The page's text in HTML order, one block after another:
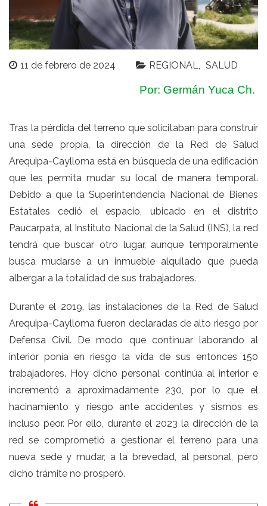
11 de febrero de 2024 REGIONAL SALUD
Por: Germán Yuca Ch.
Tras la pérdida del terreno que solicitaban para construir
una sede propia, la dirección de la Red de Salud
Arequipa-Caylloma está en búsqueda de una edificación
que les permita mudar su local de manera temporal.
Debido a que la Superintendencia Nacional de Bienes
Estatales cedió el espacio, ubicado en el distrito
Paucarpata, al Instituto Nacional de la Salud (INS), la red
tendrá que buscar otro lugar, aunque temporalmente
busca mudarse a un inmueble alquilado que pueda
albergar a la totalidad de sus trabajadores.
Durante el 2019, las instalaciones de la Red de Salud
Arequipa-Caylloma fueron declaradas de alto riesgo por
Defensa Civil. De modo que continuar laborando al
interior ponía en riesgo la vida de sus entonces 150
trabajadores. Hoy dicho personal continúa al interior e
incrementó a aproximadamente 230, por lo que el
hacinamiento y riesgo ante accidentes y sismos es
incluso peor. Por ello, durante el 2023 la dirección de la
red se comprometió a gestionar el terreno para una
nueva sede y mudar, a la brevedad, al personal, pero
dicho trámite no prosperó.